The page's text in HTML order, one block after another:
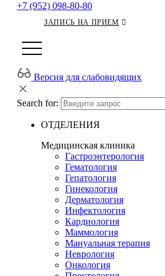
+7 (952) 098-80-80
ЗАПИСЬ НА ПРИЕМ
Версия для слабовидящих
Search for:
ОТДЕЛЕНИЯ
Медицинская клиника
Гастроэнтерология
Гематология
Гепатология
Гинекология
Дерматология
Инфектология
Кардиология
Маммология
Мануальная терапия
Неврология
Онкология